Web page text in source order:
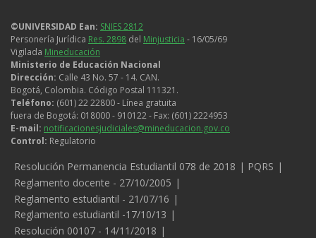
©UNIVERSIDAD Ean: SNIES 2812
Personería Jurídica Res. 2898 del Minjusticia - 16/05/69
Vigilada Mineducación
Ministerio de Educación Nacional
Dirección: Calle 43 No. 57 - 14. CAN.
Bogotá, Colombia. Código Postal 111321.
Teléfono: (601) 22 22800 - Línea gratuita
fuera de Bogotá: 018000 - 910122 - Fax: (601) 2224953
E-mail: notificacionesjudiciales@mineducacion.gov.co
Control: Regulatorio
Legales
Resolución Permanencia Estudiantil 078 de 2018
PQRS
Reglamento docente - 27/10/2005
Reglamento estudiantil - 21/07/16
Reglamento estudiantil -17/10/13
Resolución 00107 - 14/11/2018